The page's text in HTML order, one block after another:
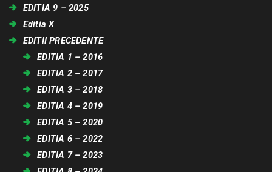
EDITIA 9 – 2025
Editia X
EDITII PRECEDENTE
EDITIA 1 – 2016
EDITIA 2 – 2017
EDITIA 3 – 2018
EDITIA 4 – 2019
EDITIA 5 – 2020
EDITIA 6 – 2022
EDITIA 7 – 2023